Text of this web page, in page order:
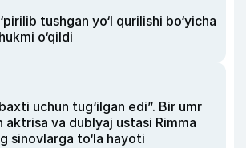
tushgan yo‘l qurilishi bo‘yicha
o‘qildi
uchun tug‘ilgan edi”. Bir umr
aktrisa va dublyaj ustasi Rimma
sinovlarga to‘la hayoti